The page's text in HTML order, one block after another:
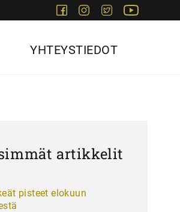
FacebookInstagram
Twitter
YHTEYSTIEDOT
artikkelit
pisteet elokuun